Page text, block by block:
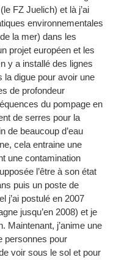
FZ Juelich) et là j’ai
environnementales
la mer) dans les
projet européen et les
y a installé des lignes
la digue pour avoir une
de profondeur
du pompage en
de serres pour la
de beaucoup d’eau
cela entraine une
une contamination
l’être à son état
puis un poste de
j’ai postulé en 2007
jusqu’en 2008) et je
Maintenant, j’anime une
personnes pour
voir sous le sol et pour